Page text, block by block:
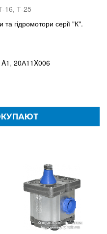
16, Т-25
гідромотори серії "К".
, 20А11X006